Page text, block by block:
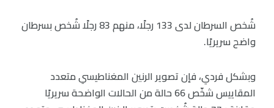
شُخص السرطان لدى 133 رجلًا، منهم 83 رجلًا شُخص بسرطان
واضح سريريًا.
وبشكل فردي، فإن تصوير الرنين المغناطيسي متعدد
المقاييس شخّص 66 حالة من الحالات الواضحة سريريًا